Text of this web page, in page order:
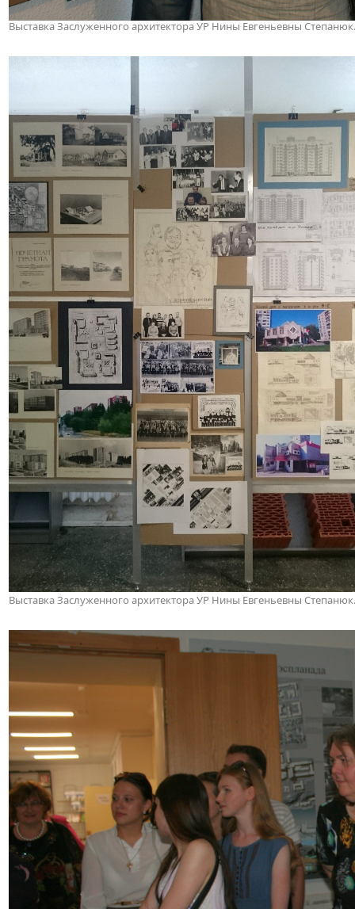
Выставка Заслуженного архитектора УР Нины Евгеньевны
Выставка Заслуженного архитектора УР Нины Евгеньевны